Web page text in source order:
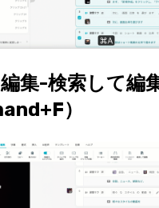
集-検索して編
）